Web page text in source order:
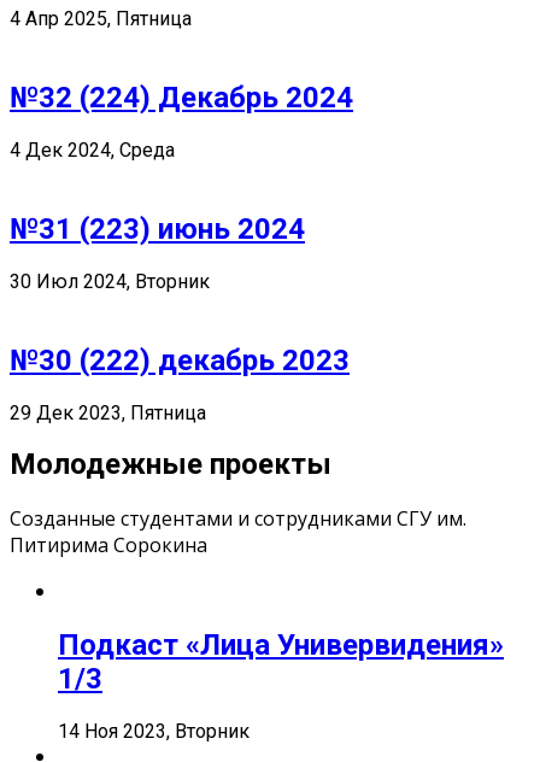
4 Апр 2025, Пятница
№32 (224) Декабрь 2024
4 Дек 2024, Среда
№31 (223) июнь 2024
30 Июл 2024, Вторник
№30 (222) декабрь 2023
29 Дек 2023, Пятница
Молодежные проекты
Созданные студентами и сотрудниками СГУ им.
Питирима Сорокина
Подкаст «Лица Универвидения»
1/3
14 Ноя 2023, Вторник